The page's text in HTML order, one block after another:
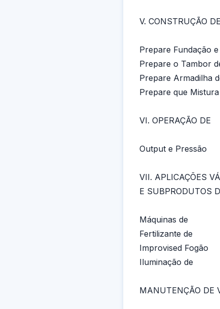
V. CONSTRUÇÃO DE
Prepare Fundação
Prepare o Tambor
Prepare Armadilha
Prepare que
VI. OPERAÇÃO DE
Output e Pressão
VII. APLICAÇÕES
E SUBPRODUTOS
Máquinas de
Fertilizante de
Improvised Fogão
Iluminação de
MANUTENÇÃO DE